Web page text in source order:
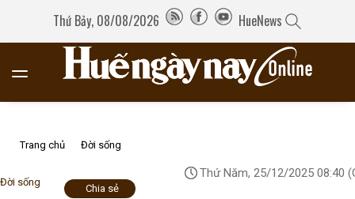
Thứ Bảy, 08/08/2026 HueNews
Trang chủ Đời sống
Đời sống
Thứ Năm, 25/12/2025 08:40
Chia sẻ